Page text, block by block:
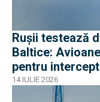
Rușii testează
Baltice:
pentru
14 IULIE 2026